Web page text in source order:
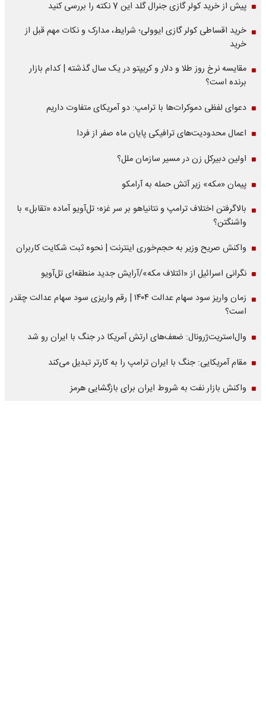
پیش از خرید کولر گازی جنرال گلد این 7 نکته را بررسی کنید
خرید اقساطی کولر گازی ایوولی؛ شرایط، مدارک و نکات مهم قبل از
خرید
مقایسه نرخ روز طلا و دلار و کریپتو در یک سال گذشته | کدام بازار
برنده است؟
دعوای لفظی دموکرات‌ها با ترامپ: دو آمریکای متفاوت داریم
اعمال محدودیت‌های ترافیکی پایان ماه صفر از فردا
اولین دبیرکل زن در مسیر سازمان‌ ملل؟
پیمان «مکه» زیر آتش حمله به آرامکو
بالاگرفتن اختلاف ترامپ و نتانیاهو بر سر غزه؛ تل‌آویو آماده «تقابل» با
واشنگتن؟
واکنش صریح وزیر به حجم‌خوری اینترنت | نحوه ثبت شکایت کاربران
نگرانی اسرائیل از «ائتلاف مکه»/آرایش جدید منطقه‌ای تل‌آویو
زمان واریز سود سهام عدالت ۱۴۰۴ | رقم واریزی سود سهام عدالت چقدر
است؟
وال‌استریت‌ژرونال: ضعف‌های ارتش آمریکا در جنگ با ایران رو شد
مقام آمریکایی: جنگ با ایران ترامپ را به کارتر تبدیل می‌کند
واکنش بازار نفت به شروط ایران برای بازگشایی هرمز